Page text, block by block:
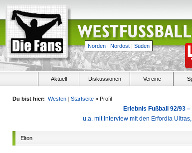
Norden | Nordost | Süden
Aktuell Diskussionen Vereine
Du bist hier: Westen | Startseite » Profil
Erlebnis Fußball 92/93
u.a. mit Interview mit den Erfordia
Elton